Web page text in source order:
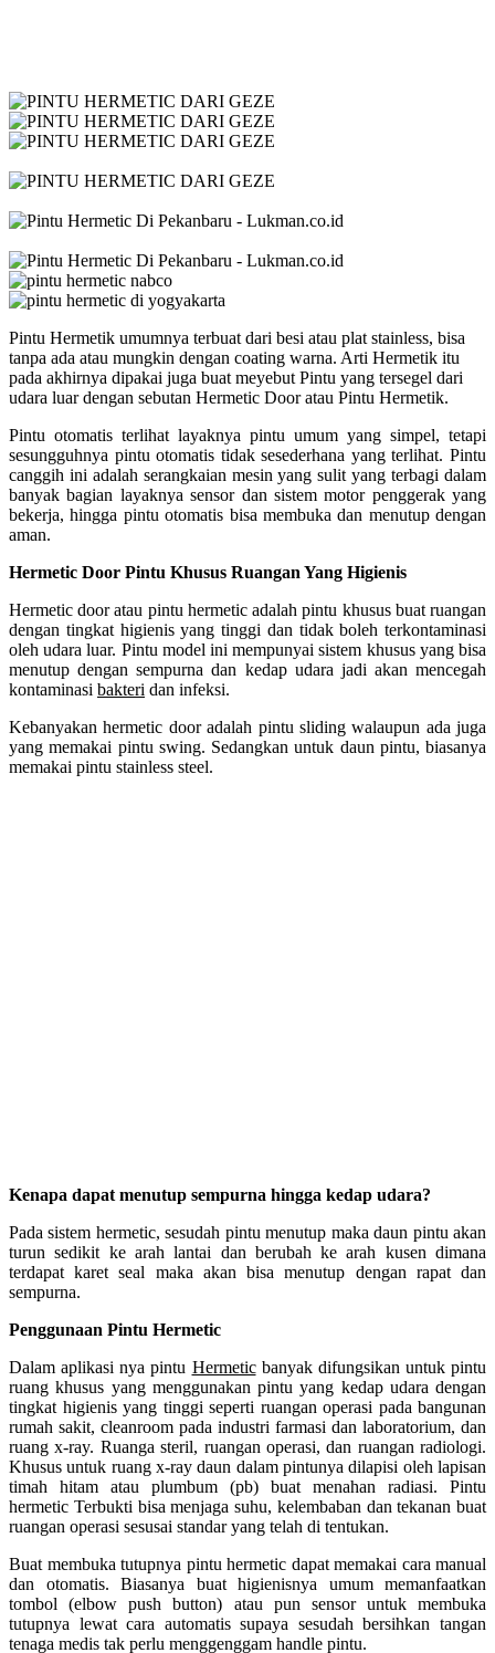
Pintu Hermetik umumnya terbuat dari besi atau plat stainless, bisa
tanpa ada atau mungkin dengan coating warna. Arti Hermetik itu
pada akhirnya dipakai juga buat meyebut Pintu yang tersegel dari
udara luar dengan sebutan Hermetic Door atau Pintu Hermetik.
Pintu otomatis terlihat layaknya pintu umum yang simpel, tetapi
sesungguhnya pintu otomatis tidak sesederhana yang terlihat. Pintu
canggih ini adalah serangkaian mesin yang sulit yang terbagi dalam
banyak bagian layaknya sensor dan sistem motor penggerak yang
bekerja, hingga pintu otomatis bisa membuka dan menutup dengan
aman.
Hermetic Door Pintu Khusus Ruangan Yang Higienis
Hermetic door atau pintu hermetic adalah pintu khusus buat ruangan
dengan tingkat higienis yang tinggi dan tidak boleh terkontaminasi
oleh udara luar. Pintu model ini mempunyai sistem khusus yang bisa
menutup dengan sempurna dan kedap udara jadi akan mencegah
kontaminasi bakteri dan infeksi.
Kebanyakan hermetic door adalah pintu sliding walaupun ada juga
yang memakai pintu swing. Sedangkan untuk daun pintu, biasanya
memakai pintu stainless steel.
Kenapa dapat menutup sempurna hingga kedap udara?
Pada sistem hermetic, sesudah pintu menutup maka daun pintu akan
turun sedikit ke arah lantai dan berubah ke arah kusen dimana
terdapat karet seal maka akan bisa menutup dengan rapat dan
sempurna.
Penggunaan Pintu Hermetic
Dalam aplikasi nya pintu Hermeticbanyak difungsikan untuk pintu
ruang khusus yang menggunakan pintu yang kedap udara dengan
tingkat higienis yang tinggi seperti ruangan operasi pada bangunan
rumah sakit, cleanroom pada industri farmasi dan laboratorium, dan
ruang x-ray. Ruanga steril, ruangan operasi, dan ruangan radiologi.
Khusus untuk ruang x-ray daun dalam pintunya dilapisi oleh lapisan
timah hitam atau plumbum (pb) buat menahan radiasi. Pintu
hermetic Terbukti bisa menjaga suhu, kelembaban dan tekanan buat
ruangan operasi sesusai standar yang telah di tentukan.
Buat membuka tutupnya pintu hermetic dapat memakai cara manual
dan otomatis. Biasanya buat higienisnya umum memanfaatkan
tombol (elbow push button) atau pun sensor untuk membuka
tutupnya lewat cara automatis supaya sesudah bersihkan tangan
tenaga medis tak perlu menggenggam handle pintu.